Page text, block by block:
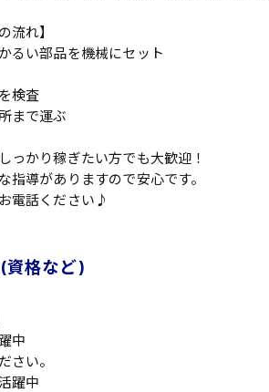
流れ】
るい部品を機械にセット
検査
まで運ぶ
っかり稼ぎたい方でも大歓迎！
指導がありますので安心です。
電話ください♪
資格など)
中
い。
躍中